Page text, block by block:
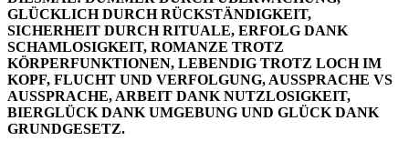
GLÜCKLICH DURCH RÜCKSTÄNDIGKEIT,
SICHERHEIT DURCH RITUALE, ERFOLG DANK
SCHAMLOSIGKEIT, ROMANZE TROTZ
KÖRPERFUNKTIONEN, LEBENDIG TROTZ LOCH IM
KOPF, FLUCHT UND VERFOLGUNG, AUSSPRACHE VS
AUSSPRACHE, ARBEIT DANK NUTZLOSIGKEIT,
BIERGLÜCK DANK UMGEBUNG UND GLÜCK DANK
GRUNDGESETZ.